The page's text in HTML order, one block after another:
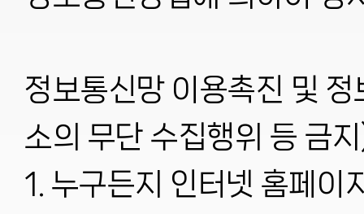
정보통신망 이용촉진 및
소의 무단 수집행위 등 금
1. 누구든지 인터넷 홈페이